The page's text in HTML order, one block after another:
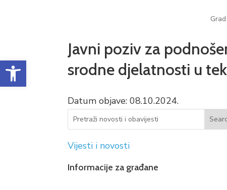
Open toolbar
Javni poziv za
srodne djelatnosti u
Datum objave: 08.10.2024.
Vijesti i novosti
Informacije za građane